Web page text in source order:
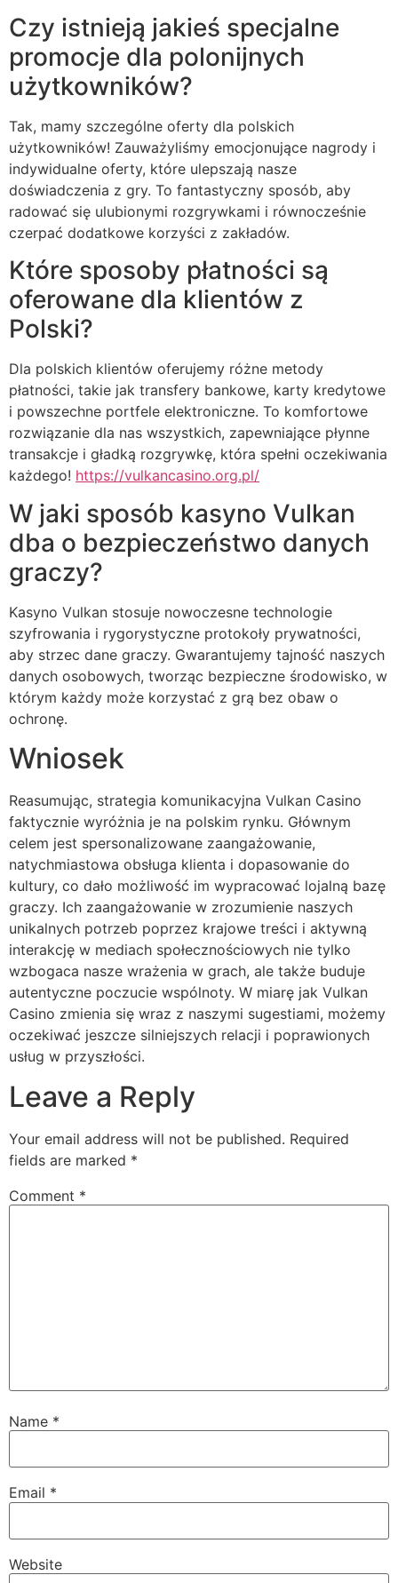
Czy istnieją jakieś specjalne
promocje dla polonijnych
użytkowników?
Tak, mamy szczególne oferty dla polskich
użytkowników! Zauważyliśmy emocjonujące nagrody i
indywidualne oferty, które ulepszają nasze
doświadczenia z gry. To fantastyczny sposób, aby
radować się ulubionymi rozgrywkami i równocześnie
czerpać dodatkowe korzyści z zakładów.
Które sposoby płatności są
oferowane dla klientów z
Polski?
Dla polskich klientów oferujemy różne metody
płatności, takie jak transfery bankowe, karty kredytowe
i powszechne portfele elektroniczne. To komfortowe
rozwiązanie dla nas wszystkich, zapewniające płynne
transakcje i gładką rozgrywkę, która spełni oczekiwania
każdego! https://vulkancasino.org.pl/
W jaki sposób kasyno Vulkan
dba o bezpieczeństwo danych
graczy?
Kasyno Vulkan stosuje nowoczesne technologie
szyfrowania i rygorystyczne protokoły prywatności,
aby strzec dane graczy. Gwarantujemy tajność naszych
danych osobowych, tworząc bezpieczne środowisko, w
którym każdy może korzystać z grą bez obaw o
ochronę.
Wniosek
Reasumując, strategia komunikacyjna Vulkan Casino
faktycznie wyróżnia je na polskim rynku. Głównym
celem jest spersonalizowane zaangażowanie,
natychmiastowa obsługa klienta i dopasowanie do
kultury, co dało możliwość im wypracować lojalną bazę
graczy. Ich zaangażowanie w zrozumienie naszych
unikalnych potrzeb poprzez krajowe treści i aktywną
interakcję w mediach społecznościowych nie tylko
wzbogaca nasze wrażenia w grach, ale także buduje
autentyczne poczucie wspólnoty. W miarę jak Vulkan
Casino zmienia się wraz z naszymi sugestiami, możemy
oczekiwać jeszcze silniejszych relacji i poprawionych
usług w przyszłości.
Leave a Reply
Your email address will not be published. Required
fields are marked *
Comment *
Name *
Email *
Website